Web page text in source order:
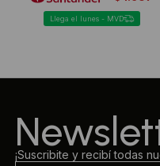
Llega el lunes - MVD
¡Suscribite y recibí todas